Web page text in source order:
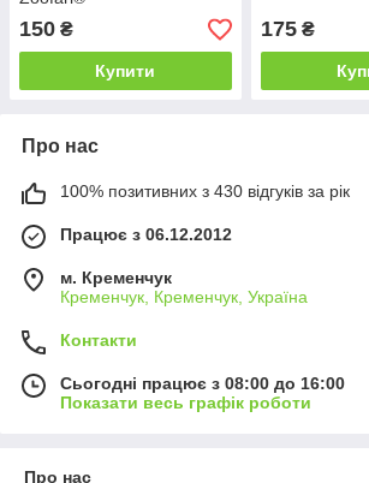
150 ₴
Купити
175₴
Про нас
100% позитивних з 430 відгуків за рік
Працює з 06.12.2012
м. Кременчук
Кременчук, Кременчук, Україна
Контакти
Сьогодні працює з 08:00 до 16:00
Показати весь графік роботи
Про нас